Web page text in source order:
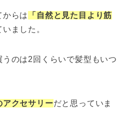
からは
「自然と見た目より筋
ました。
のは2回くらいで髪型もいつ
アクセサリーだと思っていま